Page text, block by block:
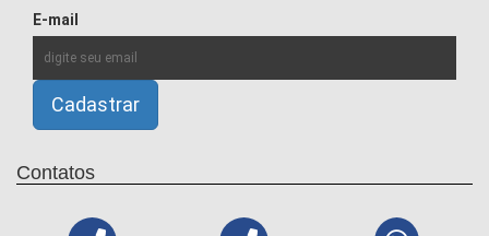
E-mail
Contatos